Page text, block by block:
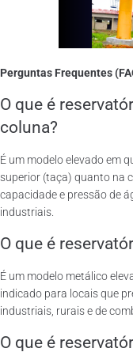
Perguntas Frequentes
O que é
coluna?
É um modelo elevado em
superior (taça) quanto na
capacidade e pressão de
industriais.
O que é
É um modelo metálico
indicado para locais que
industriais, rurais e de
O que é